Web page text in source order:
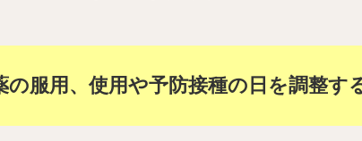
の服用、使用や予防接種の日を調整す